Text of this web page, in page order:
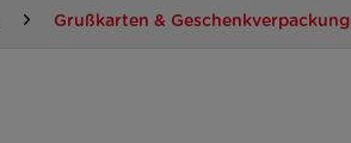
Grußkarten & Geschenkverpackung